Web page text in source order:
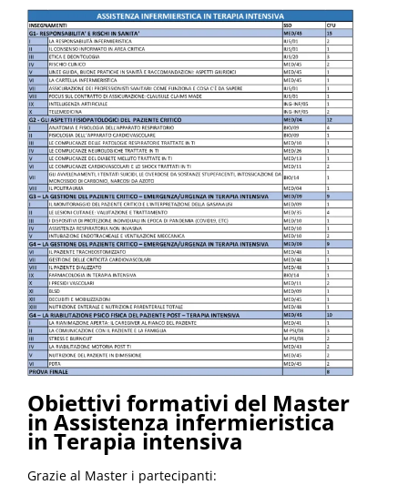
Obiettivi formativi del Master
in Assistenza infermieristica
in Terapia intensiva
Grazie al Master i partecipanti: